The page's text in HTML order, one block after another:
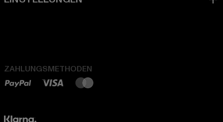
ZAHLUNGSMETHODEN